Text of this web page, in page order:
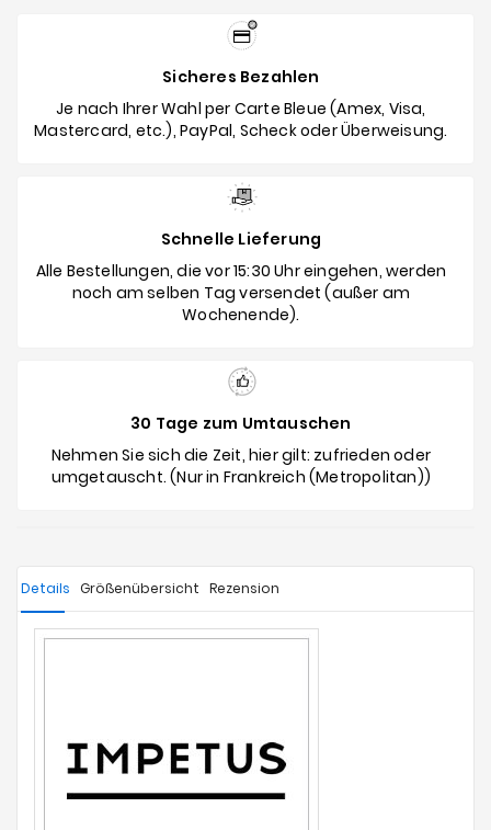
Sicheres Bezahlen
Je nach Ihrer Wahl per Carte Bleue (Amex, Visa,
Mastercard, etc.), PayPal, Scheck oder Überweisung.
Schnelle Lieferung
Alle Bestellungen, die vor 15:30 Uhr eingehen, werden
noch am selben Tag versendet (außer am
Wochenende).
30 Tage zum Umtauschen
Nehmen Sie sich die Zeit, hier gilt: zufrieden oder
umgetauscht. (Nur in Frankreich (Metropolitan))
Details Größenübersicht Rezension